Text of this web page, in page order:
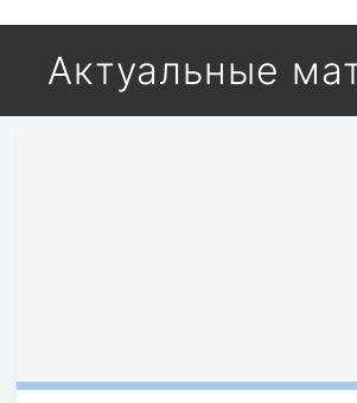
Актуальные